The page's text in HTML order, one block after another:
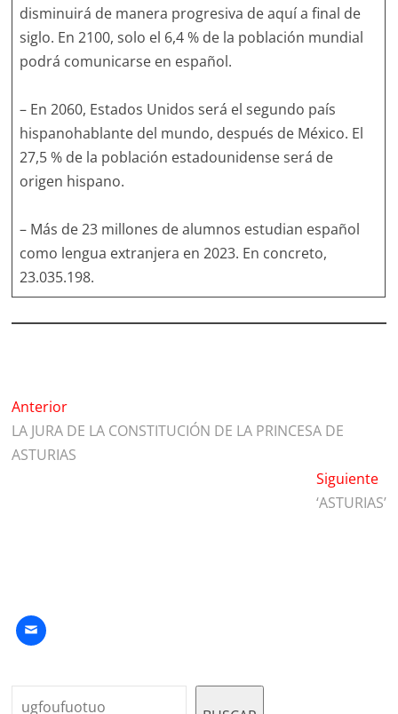
disminuirá de manera progresiva de aquí a final de
siglo. En 2100, solo el 6,4 % de la población mundial
podrá comunicarse en español.
– En 2060, Estados Unidos será el segundo país
hispanohablante del mundo, después de México. El
27,5 % de la población estadounidense será de
origen hispano.
– Más de 23 millones de alumnos estudian español
como lengua extranjera en 2023. En concreto,
23.035.198.
Navegación
de
AnteriorEntrada
anterior:
LA JURA DE LA CONSTITUCIÓN DE LA PRINCESA DE
ASTURIAS
Siguiente
‘ASTURIAS’
Buscar